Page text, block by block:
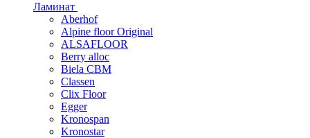
Ламинат
Aberhof
Alpine floor Original
ALSAFLOOR
Berry alloc
Biela CBM
Classen
Clix Floor
Egger
Kronospan
Kronostar